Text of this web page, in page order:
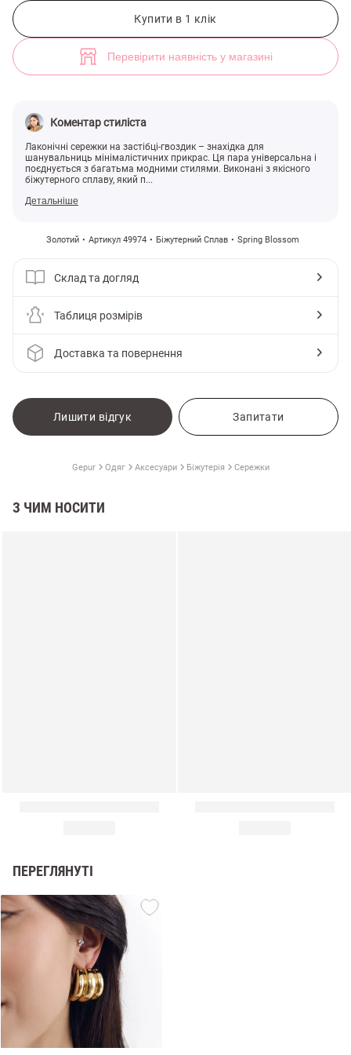
Купити в 1 клік
Перевірити наявність у магазині
Коментар стиліста
Лаконічні сережки на застібці-гвоздик – знахідка для
шанувальниць мінімалістичних прикрас. Ця пара універсальна і
поєднується з багатьма модними стилями. Виконані з якісного
біжутерного сплаву, який п...
Детальніше
Золотий Артикул 49974 Біжутерний Сплав Spring Blossom
Склад та догляд
Таблиця розмірів
Доставка та повернення
Лишити відгук Запитати
Gepur Одяг Аксесуари Біжутерія Сережки
З ЧИМ НОСИТИ
ПЕРЕГЛЯНУТІ
Золотисті об'ємні сережки на застібці (арт. 49974) ♡ інтернет-